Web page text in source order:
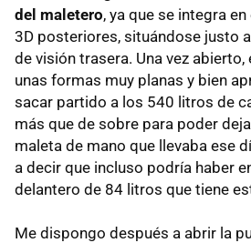
del maletero, ya que se integra
3D posteriores, situándose justo
de visión trasera. Una vez
unas formas muy planas y bien
sacar partido a los 540 litros de
más que de sobre para poder
maleta de mano que llevaba ese
a decir que incluso podría haber
delantero de 84 litros que tiene
Me dispongo después a abrir la